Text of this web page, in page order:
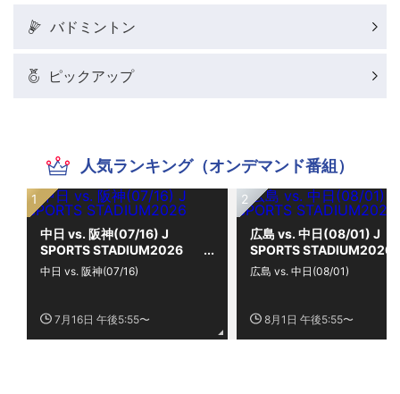
バドミントン
ピックアップ
人気ランキング（オンデマンド番組）
中日 vs. 阪神(07/16) J
SPORTS STADIUM2026
7月16日 午後5:55〜
中日 vs. 阪神(07/16)
広島 vs. 中日(08/01) J
SPORTS STADIUM2026
8月1日 午後5:55〜
広島 vs. 中日(08/01)